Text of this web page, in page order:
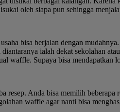
oleh siapa pun sehingga
bisa berjalan dengan
ialah dekat sekolahan
waffle. Supaya bisa mendapatkan
Anda bisa memilih
waffle agar nanti bisa